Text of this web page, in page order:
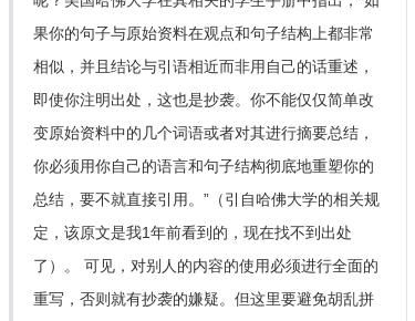
果你的句子与原始资料在观点和句子结构上都非常
相似，并且结论与引语相近而非用自己的话重述，
即使你注明出处，这也是抄袭。你不能仅仅简单改
变原始资料中的几个词语或者对其进行摘要总结，
你必须用你自己的语言和句子结构彻底地重塑你的
总结，要不就直接引用。”（引自哈佛大学的相关规
定，该原文是我1年前看到的，现在找不到出处
了）。 可见，对别人的内容的使用必须进行全面的
重写，否则就有抄袭的嫌疑。但这里要避免胡乱拼